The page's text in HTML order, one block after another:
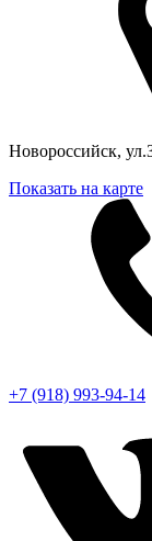
Новороссийск,
Показать на карте
+7 (918) 993-94-14